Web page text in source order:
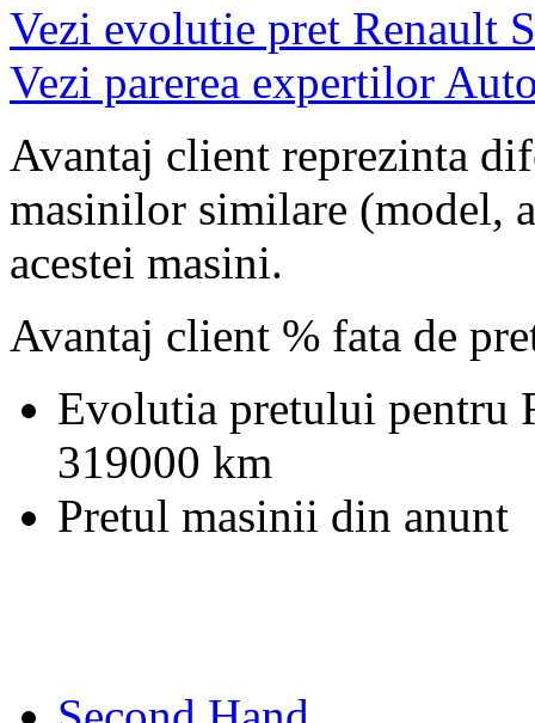
Vezi evolutie pret Renault
Vezi parerea expertilor
Avantaj client reprezinta
masinilor similare (model,
acestei masini.
Avantaj client % fata de
Evolutia pretului pentru
319000 km
Pretul masinii din anunt